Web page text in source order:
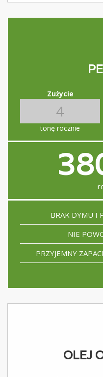
Zużycie
tonę rocznie
BRAK DYMU I
NIE
PRZYJEMNY
OLEJ